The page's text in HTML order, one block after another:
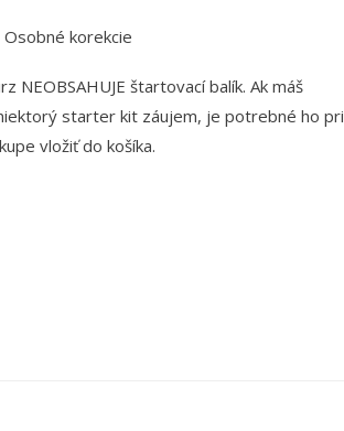
Osobné korekcie
NEOBSAHUJE štartovací balík. Ak máš
starter kit záujem, je potrebné ho pri
vložiť do košíka.